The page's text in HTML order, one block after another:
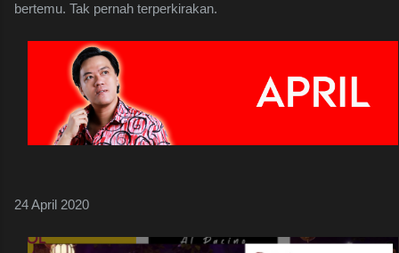
bertemu. Tak pernah terperkirakan.
24 April 2020